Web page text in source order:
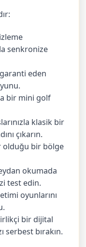
senkronize
eden
bir mini golf
klasik bir
çıkarın.
olduğu bir bölge
okumada
test edin.
oyunlarını
bir dijital
serbest bırakın.